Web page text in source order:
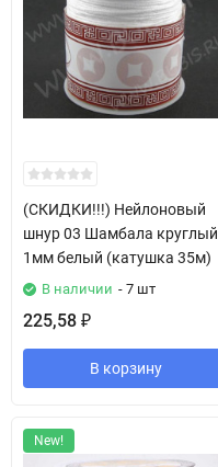
(СКИДКИ!!!) Нейлоновый
шнур 03 Шамбала круглый
1мм белый (катушка 35м)
В наличии - 7 шт
225,58 ₽
В корзину
New!